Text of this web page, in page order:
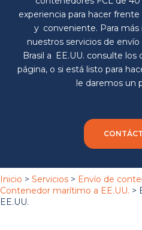
experiencia para hacer
y conveniente. Para
nuestros servicios de
Brasil a EE.UU. consulte
página, o si está listo para
le daremos un
Inicio > Servicios > Envío de
Contenedor marítimo a EE.UU. >
EE.UU.